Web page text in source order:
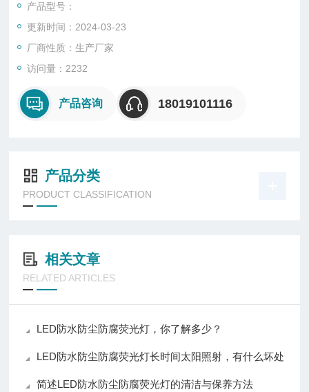
1、G9951高亮度LED顶灯超宽工作电压，确保在恶劣电压波动
环境下提供正常稳定照明。
2、G9951高亮度LED顶灯LED光源，确保灯具瞬间冷启动和热
3、G9951高亮度LED顶灯一体化铝合金型材结构，轻便、抗冲
产品型号：
更新时间：2024-03-23
厂商性质：生产厂家
访问量：2232
产品咨询 18019101116
产品分类
PRODUCT CLASSIFICATION
相关文章
RELATED ARTICLES
LED防水防尘防腐荧光灯，你了解多少？
LED防水防尘防腐荧光灯长时间太阳照射，有什么坏处
简述LED防水防尘防腐荧光灯的清洁与保养方法